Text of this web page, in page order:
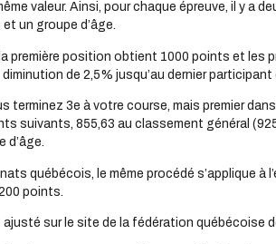
valeur. Ainsi, pour chaque épreuve, il y a
un groupe d’âge.
première position obtient 1000 points et les
diminution de 2,5% jusqu’au dernier participant
terminez 3e à votre course, mais premier
suivants, 855,63 au classement général
d’âge.
québécois, le même procédé s’applique à
points.
sur le site de la fédération québécoise